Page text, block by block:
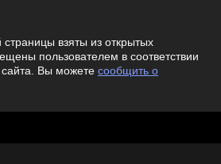
взяты из открытых
пользователем в соответствии
Вы можете сообщить о